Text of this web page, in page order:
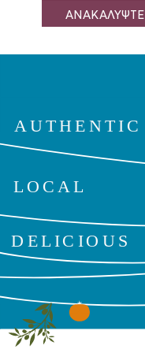
ΑΝΑΚΑΛΥΨΤΕ